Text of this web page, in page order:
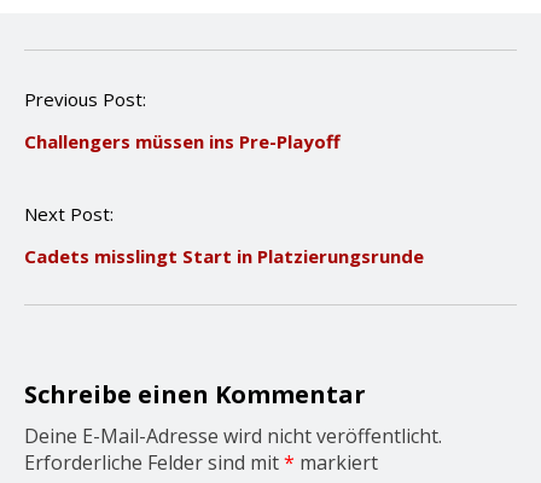
P
s
a
i
o
n
Previous Post:
Challengers müssen ins Pre-Playoff
Next Post:
Cadets misslingt Start in Platzierungsrunde
Schreibe einen Kommentar
Deine E-Mail-Adresse wird nicht veröffentlicht.
Erforderliche Felder sind mit* markiert